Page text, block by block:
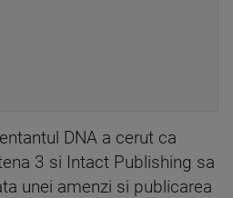
DNA a cerut ca
3 si Intact Publishing sa
unei amenzi si publicarea